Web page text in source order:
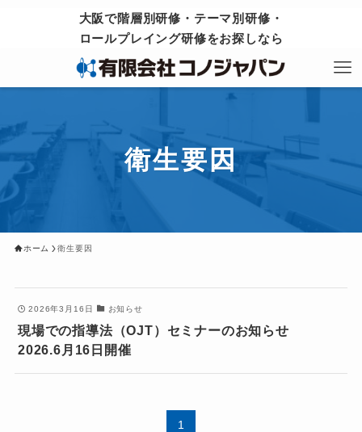
大阪で階層別研修・テーマ別研修・
ロールプレイング研修をお探しなら
衛生要因
ホーム 衛生要因
2026年3月16日 お知らせ
現場での指導法（OJT）セミナーのお知らせ
2026.6月16日開催
1